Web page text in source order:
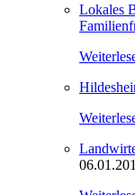
Lokales